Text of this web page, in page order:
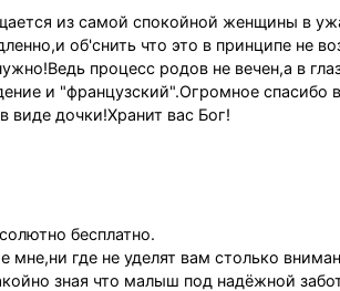
из самой спокойной женщины в
об'снить что это в принципе не
процесс родов не вечен,а в
и "французский".Огромное спасибо
виде дочки!Хранит вас Бог!
бесплатно.
где не уделят вам столько
зная что малыш под надёжной